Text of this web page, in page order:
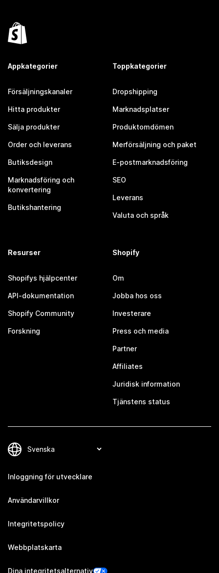
Appkategorier
Försäljningskanaler
Hitta produkter
Sälja produkter
Order och leverans
Butiksdesign
Marknadsföring och
konvertering
Butikshantering
Toppkategorier
Dropshipping
Marknadsplatser
Produktomdömen
Merförsäljning och paket
E-postmarknadsföring
SEO
Leverans
Valuta och språk
Resurser
Shopifys hjälpcenter
API-dokumentation
Shopify Community
Forskning
Shopify
Om
Jobba hos oss
Investerare
Press och media
Partner
Affiliates
Juridisk information
Tjänstens status
Inloggning för utvecklare
Användarvillkor
Integritetspolicy
Webbplatskarta
Dina integritetsalternativ